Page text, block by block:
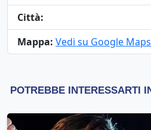
Città:
Mappa: Vedi su Google Maps